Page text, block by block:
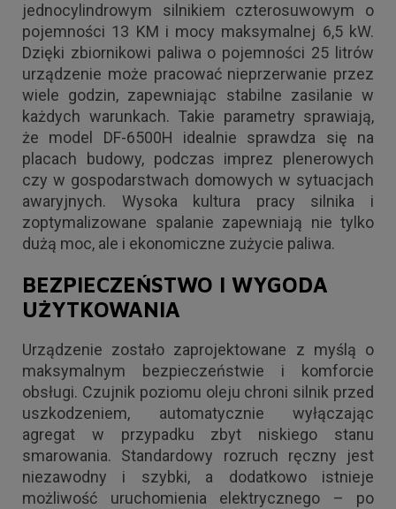
jednocylindrowym silnikiem czterosuwowym o
pojemności 13 KM i mocy maksymalnej 6,5 kW.
Dzięki zbiornikowi paliwa o pojemności 25 litrów
urządzenie może pracować nieprzerwanie przez
wiele godzin, zapewniając stabilne zasilanie w
każdych warunkach. Takie parametry sprawiają,
że model DF-6500H idealnie sprawdza się na
placach budowy, podczas imprez plenerowych
czy w gospodarstwach domowych w sytuacjach
awaryjnych. Wysoka kultura pracy silnika i
zoptymalizowane spalanie zapewniają nie tylko
dużą moc, ale i ekonomiczne zużycie paliwa.
BEZPIECZEŃSTWO I WYGODA
UŻYTKOWANIA
Urządzenie zostało zaprojektowane z myślą o
maksymalnym bezpieczeństwie i komforcie
obsługi. Czujnik poziomu oleju chroni silnik przed
uszkodzeniem, automatycznie wyłączając
agregat w przypadku zbyt niskiego stanu
smarowania. Standardowy rozruch ręczny jest
niezawodny i szybki, a dodatkowo istnieje
możliwość uruchomienia elektrycznego – po